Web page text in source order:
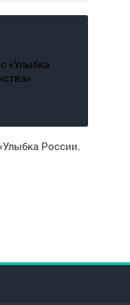
России.